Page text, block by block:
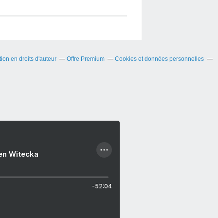
en droits d'auteur Offre Premium Cookies et données personnelles
Witecka
-52:04